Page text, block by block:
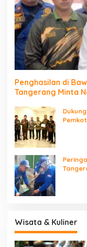
Penghasilan di
Tangerang Minta
Wisata & Kuliner